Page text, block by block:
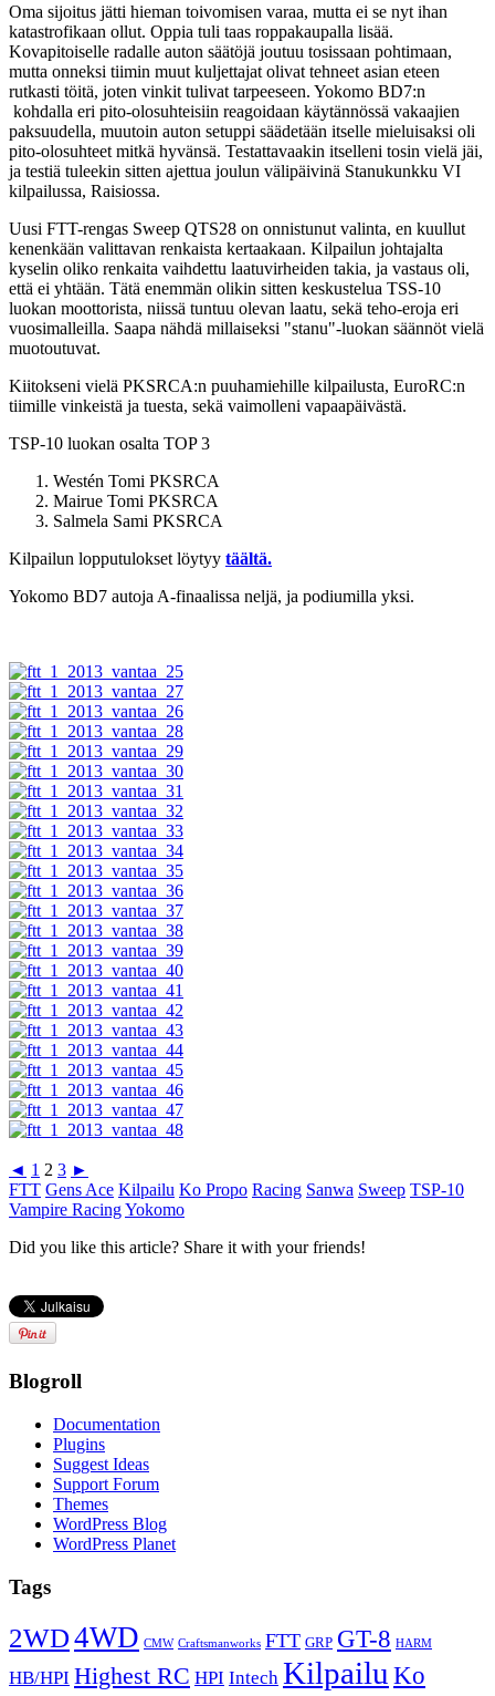
Oma sijoitus jätti hieman toivomisen varaa, mutta ei se nyt ihan
katastrofikaan ollut. Oppia tuli taas roppakaupalla lisää.
Kovapitoiselle radalle auton säätöjä joutuu tosissaan pohtimaan,
mutta onneksi tiimin muut kuljettajat olivat tehneet asian eteen
rutkasti töitä, joten vinkit tulivat tarpeeseen. Yokomo BD7:n
kohdalla eri pito-olosuhteisiin reagoidaan käytännössä vakaajien
paksuudella, muutoin auton setuppi säädetään itselle mieluisaksi oli
pito-olosuhteet mitkä hyvänsä. Testattavaakin itselleni tosin vielä jäi,
ja testiä tuleekin sitten ajettua joulun välipäivinä Stanukunkku VI
kilpailussa, Raisiossa.
Uusi FTT-rengas Sweep QTS28 on onnistunut valinta, en kuullut
kenenkään valittavan renkaista kertaakaan. Kilpailun johtajalta
kyselin oliko renkaita vaihdettu laatuvirheiden takia, ja vastaus oli,
että ei yhtään. Tätä enemmän olikin sitten keskustelua TSS-10
luokan moottorista, niissä tuntuu olevan laatu, sekä teho-eroja eri
vuosimalleilla. Saapa nähdä millaiseksi "stanu"-luokan säännöt vielä
muotoutuvat.
Kiitokseni vielä PKSRCA:n puuhamiehille kilpailusta, EuroRC:n
tiimille vinkeistä ja tuesta, sekä vaimolleni vapaapäivästä.
TSP-10 luokan osalta TOP 3
Westén Tomi PKSRCA
Mairue Tomi PKSRCA
Salmela Sami PKSRCA
Kilpailun lopputulokset löytyy täältä.
Yokomo BD7 autoja A-finaalissa neljä, ja podiumilla yksi.
◄ 1 2 3 ►
FTT Gens Ace Kilpailu Ko Propo Racing Sanwa Sweep TSP-10
Vampire RacingYokomo
Did you like this article? Share it with your friends!
Blogroll
Documentation
Plugins
Suggest Ideas
Support Forum
Themes
WordPress Blog
WordPress Planet
Tags
2WD4WD CMW Craftsmanworks FTT GRP GT-8 HARM
HB/HPI Highest RC HPI Intech Kilpailu Ko